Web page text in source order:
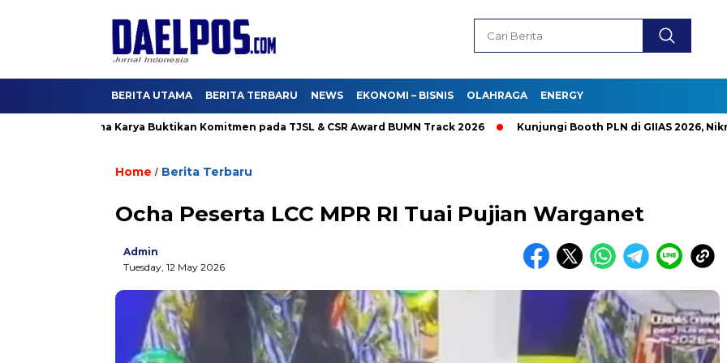
BERITA UTAMA BERITA TERBARU NEWS EKONOMI – BISNIS OLAHRAGA ENERGY
4, Hutama Karya Buktikan Komitmen pada TJSL & CSR Award BUMN Track 2026 Kunjungi Booth PLN di GIIAS 2026, Nikmati
Home / Berita Terbaru
Ocha Peserta LCC MPR RI Tuai Pujian Warganet
Admin
Tuesday, 12 May 2026